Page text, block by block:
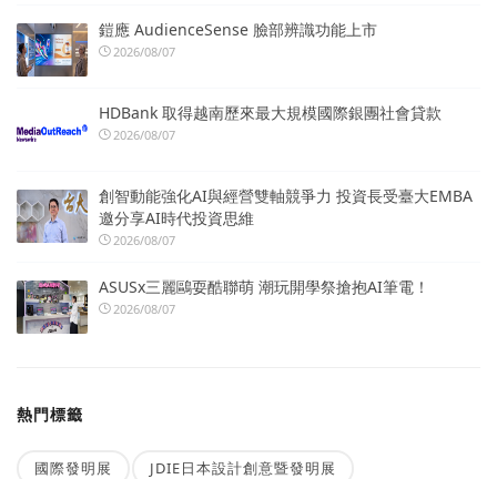
鎧應 AudienceSense 臉部辨識功能上市
2026/08/07
HDBank 取得越南歷來最大規模國際銀團社會貸款
2026/08/07
創智動能強化AI與經營雙軸競爭力 投資長受臺大EMBA
邀分享AI時代投資思維
2026/08/07
ASUSx三麗鷗耍酷聯萌 潮玩開學祭搶抱AI筆電！
2026/08/07
熱門標籤
國際發明展 JDIE日本設計創意暨發明展